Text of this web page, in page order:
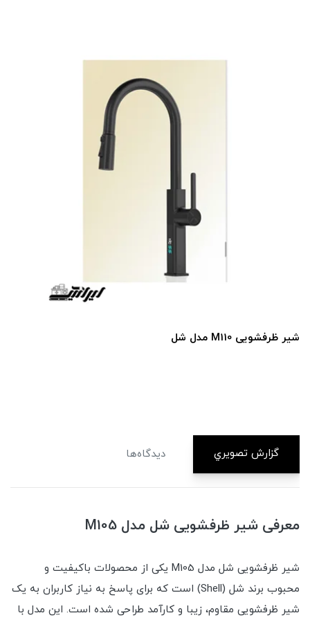
شیر ظرفشویی M110 مدل شل
گزارش تصويري دیدگاه‌ها
معرفی شیر ظرفشویی شل مدل M105
شیر ظرفشویی شل مدل M105 یکی از محصولات باکیفیت و
محبوب برند شل (Shell) است که برای پاسخ به نیاز کاربران به یک
شیر ظرفشویی مقاوم، زیبا و کارآمد طراحی شده است. این مدل با